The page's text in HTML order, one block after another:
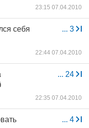
23:15 07.04.2010
... 3
себя
22:44 07.04.2010
... 24
22:35 07.04.2010
... 4